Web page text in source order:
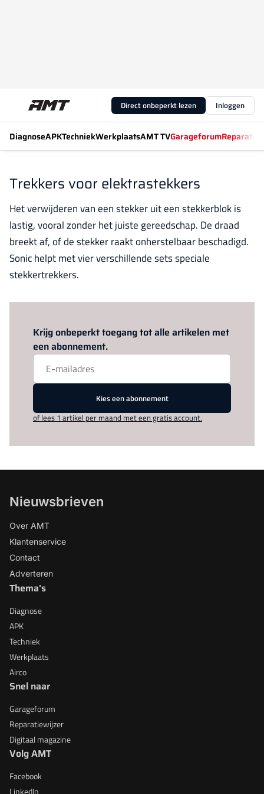
Direct onbeperkt lezen Inloggen
DiagnoseAPKTechniekWerkplaatsAMT TVGarageforum
Trekkers voor elektrastekkers
Het verwijderen van een stekker uit een stekkerblok is
lastig, vooral zonder het juiste gereedschap. De draad
breekt af, of de stekker raakt onherstelbaar beschadigd.
Sonic helpt met vier verschillende sets speciale
stekkertrekkers.
Krijg onbeperkt toegang tot alle artikelen met
een abonnement.
Kies een abonnement
of lees 1 artikel per maand met een gratis account.
Nieuwsbrieven
Over AMT
Klantenservice
Contact
Adverteren
Thema's
Diagnose
APK
Techniek
Werkplaats
Airco
Snel naar
Garageforum
Reparatiewijzer
Digitaal magazine
Volg AMT
Facebook
LinkedIn